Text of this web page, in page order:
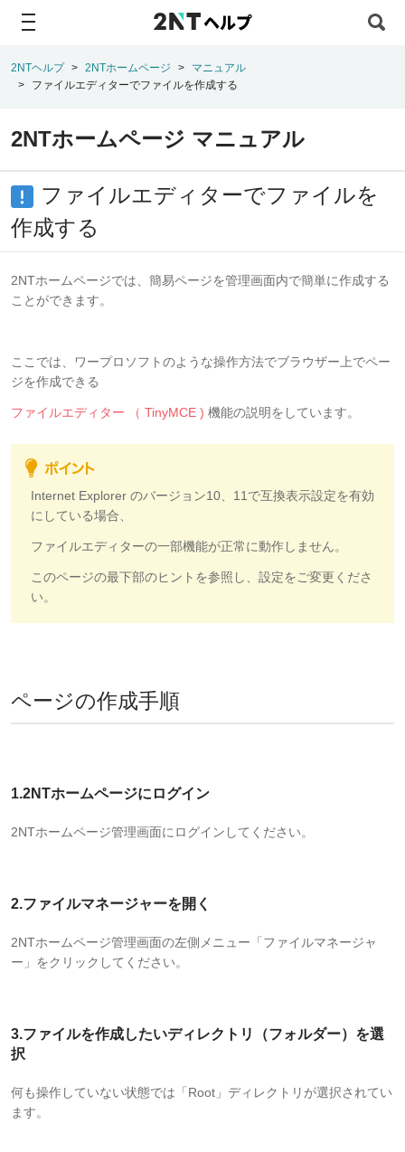
ヘルプ
2NTヘルプ 2NTホームページ
マニュアル
ファイルエディターでファイルを作成する
2NTホームページ マニュアル
ファイルエディターでファイルを
作成する
2NTホームページでは、簡易ページを管理画面内で簡単に作成する
ことができます。
ここでは、ワープロソフトのような操作方法でブラウザー上でペー
ジを作成できる
ファイルエディター （ TinyMCE ) 機能の説明をしています。
Internet Explorer のバージョン10、11で互換表示設定を有効
にしている場合、
ファイルエディターの一部機能が正常に動作しません。
このページの最下部のヒントを参照し、設定をご変更くださ
い。
ページの作成手順
1.2NTホームページにログイン
2NTホームページ管理画面にログインしてください。
2.ファイルマネージャーを開く
2NTホームページ管理画面の左側メニュー「ファイルマネージャ
ー」をクリックしてください。
3.ファイルを作成したいディレクトリ（フォルダー）を選
択
何も操作していない状態では「Root」ディレクトリが選択されてい
ます。